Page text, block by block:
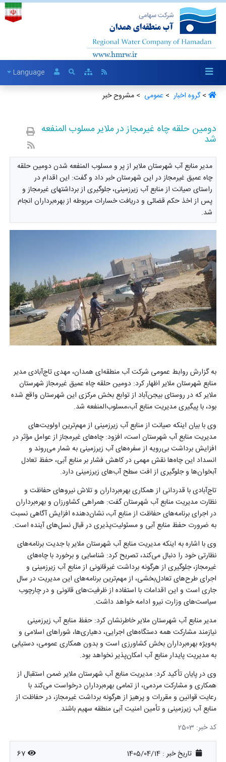
Language
>گروه اخبار ‏ > عمومی ‏ > مشروح خبر
دومین حلقه چاه غیرمجاز در ملایر مسلوب المنفعه
شد
مدیر منابع آب شهرستان ملایر از پر و مسلوب المنفعه شدن دومین حلقه
چاه عمیق غیرمجاز در این شهرستان خبر داد و گفت: این اقدام‌ در
راستای صیانت از منابع آب زیرزمینی، جلوگیری از برداشتهای غیرمجاز و
پس از اخذ حکم قضائی و دریافت خسارات مربوطه از بهره‌برداران انجام
شد.
به گزارش روابط عمومی شرکت آب منطقه‌ای همدان، مهدی تاج‌آبادی مدیر
منابع شهرستان ملایر اظهار کرد: دومین حلقه چاه عمیق غیرمجاز شهرستان
ملایر که در روستای بیجن‌آباد از توابع بخش مرکزی این شهرستان واقع شده
بود، با پیگیری مدیریت منابع آب،مسلوب‌المنفعه شد.
وی با بیان اینکه صیانت از منابع آب زیرزمینی از مهم‌ترین اولویت‌های
مدیریت منابع آب شهرستان است، افزود: چاه‌های غیرمجاز از عوامل مؤثر در
افزایش برداشت بی‌رویه از سفره‌های آب زیرزمینی به شمار می‌روند و
انسداد این چاه‌ها نقش مهمی در کاهش فشار بر منابع آبی، حفظ تعادل
آبخوان‌ها و جلوگیری از افت سطح آب‌های زیرزمینی دارد.
تاج‌آبادی با قدردانی از همکاری بهره‌برداران و تلاش نیروهای حفاظت و
نظارت مدیریت منابع آب شهرستان گفت: همراهی کشاورزان و بهره‌برداران
در اجرای برنامه‌های حفاظت از منابع آب، نشان‌دهنده افزایش آگاهی نسبت
به ضرورت حفظ منابع آبی و مسئولیت‌پذیری در قبال نسل‌های آینده است.
وی با اشاره به اینکه مدیریت منابع آب شهرستان ملایر با جدیت برنامه‌های
نظارتی خود را دنبال می‌کند، تصریح کرد: شناسایی و برخورد با چاه‌های
غیرمجاز، جلوگیری از هرگونه برداشت غیرقانونی از منابع آب زیرزمینی و
اجرای طرح‌های تعادل‌بخشی، از مهم‌ترین برنامه‌های این مدیریت در سال
جاری است و این اقدامات با استفاده از ظرفیت‌های قانونی و در چارچوب
سیاست‌های وزارت نیرو ادامه خواهد داشت.
مدیر منابع آب شهرستان ملایر خاطرنشان کرد: حفظ منابع آب زیرزمینی
نیازمند مشارکت همه دستگاه‌های اجرایی، دهیاری‌ها، شوراهای اسلامی و
به‌ویژه بهره‌برداران بخش کشاورزی است و بدون همکاری عمومی، دستیابی
به مدیریت پایدار منابع آب امکان‌پذیر نخواهد بود.
وی در پایان تأکید کرد: مدیریت منابع آب شهرستان ملایر ضمن استقبال از
همکاری و مشارکت مردمی، از تمامی بهره‌برداران درخواست می‌کند با
رعایت قوانین و مقررات و پرهیز از هرگونه برداشت غیرمجاز، در حفاظت از
منابع آب زیرزمینی و تأمین امنیت آبی منطقه سهیم باشند.
کد خبر: 2503
تاریخ خبر : 1405/04/14 67